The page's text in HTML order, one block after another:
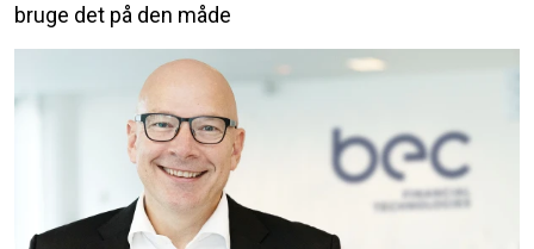
bruge det på den måde